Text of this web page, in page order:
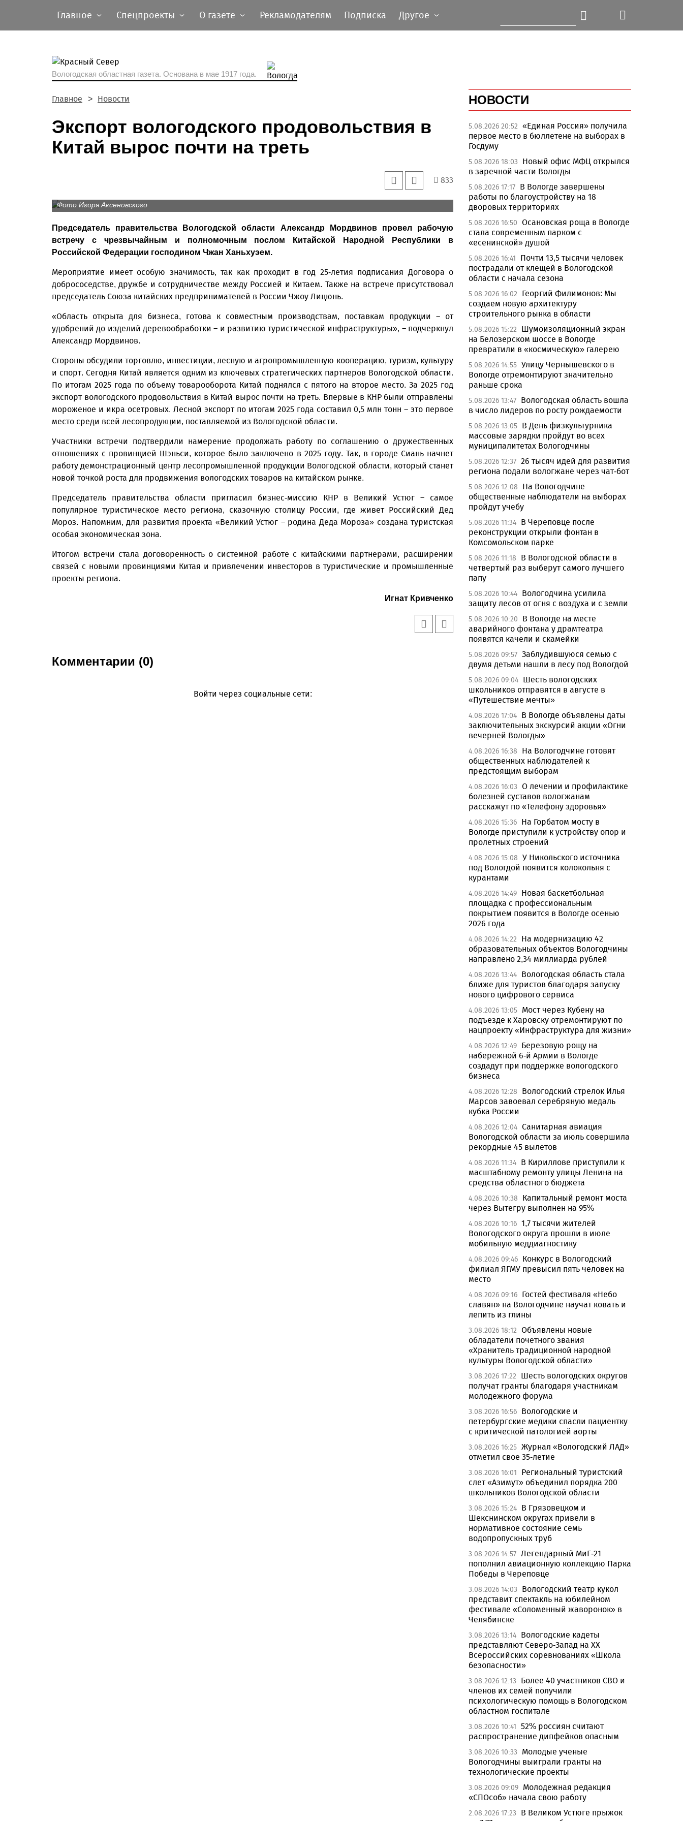
Главное Спецпроекты О газете Рекламодателям Подписка Другое
Вологодская областная газета. Основана в мае 1917 года.
Главное Новости
Экспорт вологодского продовольствия в
Китай вырос почти на треть
833
Фото Игоря Аксеновского
Председатель правительства Вологодской области Александр Мордвинов провел рабочую
встречу с чрезвычайным и полномочным послом Китайской Народной Республики в
Российской Федерации господином Чжан Ханьхуэем.
Мероприятие имеет особую значимость, так как проходит в год 25-летия подписания Договора о
добрососедстве, дружбе и сотрудничестве между Россией и Китаем. Также на встрече присутствовал
председатель Союза китайских предпринимателей в России Чжоу Лицюнь.
«Область открыта для бизнеса, готова к совместным производствам, поставкам продукции – от
удобрений до изделий деревообработки – и развитию туристической инфраструктуры», – подчеркнул
Александр Мордвинов.
Стороны обсудили торговлю, инвестиции, лесную и агропромышленную кооперацию, туризм, культуру
и спорт. Сегодня Китай является одним из ключевых стратегических партнеров Вологодской области.
По итогам 2025 года по объему товарооборота Китай поднялся с пятого на второе место. За 2025 год
экспорт вологодского продовольствия в Китай вырос почти на треть. Впервые в КНР были отправлены
мороженое и икра осетровых. Лесной экспорт по итогам 2025 года составил 0,5 млн тонн – это первое
место среди всей лесопродукции, поставляемой из Вологодской области.
Участники встречи подтвердили намерение продолжать работу по соглашению о дружественных
отношениях с провинцией Шэньси, которое было заключено в 2025 году. Так, в городе Сиань начнет
работу демонстрационный центр лесопромышленной продукции Вологодской области, который станет
новой точкой роста для продвижения вологодских товаров на китайском рынке.
Председатель правительства области пригласил бизнес-миссию КНР в Великий Устюг – самое
популярное туристическое место региона, сказочную столицу России, где живет Российский Дед
Мороз. Напомним, для развития проекта «Великий Устюг – родина Деда Мороза» создана туристская
особая экономическая зона.
Итогом встречи стала договоренность о системной работе с китайскими партнерами, расширении
связей с новыми провинциями Китая и привлечении инвесторов в туристические и промышленные
проекты региона.
Игнат Кривченко
Комментарии (0)
Войти через социальные сети:
НОВОСТИ
5.08.2026 20:52 «Единая Россия» получила
первое место в бюллетене на выборах в
Госдуму
5.08.2026 18:03
Новый офис МФЦ открылся
в заречной части Вологды
5.08.2026 17:17 В Вологде завершены
работы по благоустройству на 18
дворовых территориях
5.08.2026 16:50 Осановская роща в Вологде
стала современным парком с
«есенинской» душой
5.08.2026 16:41
Почти 13,5 тысячи человек
пострадали от клещей в Вологодской
области с начала сезона
5.08.2026 16:02
Георгий Филимонов: Мы
создаем новую архитектуру
строительного рынка в области
5.08.2026 15:22
Шумоизоляционный экран
на Белозерском шоссе в Вологде
превратили в «космическую» галерею
5.08.2026 14:55 Улицу Чернышевского в
Вологде отремонтируют значительно
раньше срока
5.08.2026 13:47 Вологодская область вошла
в число лидеров по росту рождаемости
5.08.2026 13:05 В День физкультурника
массовые зарядки пройдут во всех
муниципалитетах Вологодчины
5.08.2026 12:37 26 тысяч идей для развития
региона подали вологжане через чат-бот
5.08.2026 12:08
На Вологодчине
общественные наблюдатели на выборах
пройдут учебу
5.08.2026 11:34 В Череповце после
реконструкции открыли фонтан в
Комсомольском парке
5.08.2026 11:18
В Вологодской области в
четвертый раз выберут самого лучшего
папу
5.08.2026 10:44 Вологодчина усилила
защиту лесов от огня с воздуха и с земли
5.08.2026 10:20
В Вологде на месте
аварийного фонтана у драмтеатра
появятся качели и скамейки
5.08.2026 09:57 Заблудившуюся семью с
двумя детьми нашли в лесу под Вологдой
5.08.2026 09:04 Шесть вологодских
школьников отправятся в августе в
«Путешествие мечты»
4.08.2026 17:04 В Вологде объявлены даты
заключительных экскурсий акции «Огни
вечерней Вологды»
4.08.2026 16:38
На Вологодчине готовят
общественных наблюдателей к
предстоящим выборам
4.08.2026 16:03 О лечении и профилактике
болезней суставов вологжанам
расскажут по «Телефону здоровья»
4.08.2026 15:36 На Горбатом мосту в
Вологде приступили к устройству опор и
пролетных строений
4.08.2026 15:08 У Никольского источника
под Вологдой появится колокольня с
курантами
4.08.2026 14:49 Новая баскетбольная
площадка с профессиональным
покрытием появится в Вологде осенью
2026 года
4.08.2026 14:22
На модернизацию 42
образовательных объектов Вологодчины
направлено 2,34 миллиарда рублей
4.08.2026 13:44 Вологодская область стала
ближе для туристов благодаря запуску
нового цифрового сервиса
4.08.2026 13:05 Мост через Кубену на
подъезде к Харовску отремонтируют по
нацпроекту «Инфраструктура для жизни»
4.08.2026 12:49 Березовую рощу на
набережной 6-й Армии в Вологде
создадут при поддержке вологодского
бизнеса
4.08.2026 12:28
Вологодский стрелок Илья
Марсов завоевал серебряную медаль
кубка России
4.08.2026 12:04 Санитарная авиация
Вологодской области за июль совершила
рекордные 45 вылетов
4.08.2026 11:34 В Кириллове приступили к
масштабному ремонту улицы Ленина на
средства областного бюджета
4.08.2026 10:38
Капитальный ремонт моста
через Вытегру выполнен на 95%
4.08.2026 10:16 1,7 тысячи жителей
Вологодского округа прошли в июле
мобильную меддиагностику
4.08.2026 09:46 Конкурс в Вологодский
филиал ЯГМУ превысил пять человек на
место
4.08.2026 09:16 Гостей фестиваля «Небо
славян» на Вологодчине научат ковать и
лепить из глины
3.08.2026 18:12 Объявлены новые
обладатели почетного звания
«Хранитель традиционной народной
культуры Вологодской области»
3.08.2026 17:22
Шесть вологодских округов
получат гранты благодаря участникам
молодежного форума
3.08.2026 16:56 Вологодские и
петербургские медики спасли пациентку
с критической патологией аорты
3.08.2026 16:25 Журнал «Вологодский ЛАД»
отметил свое 35-летие
3.08.2026 16:01
Региональный туристский
слет «Азимут» объединил порядка 200
школьников Вологодской области
3.08.2026 15:24 В Грязовецком и
Шекснинском округах привели в
нормативное состояние семь
водопропускных труб
3.08.2026 14:57 Легендарный МиГ-21
пополнил авиационную коллекцию Парка
Победы в Череповце
3.08.2026 14:03
Вологодский театр кукол
представит спектакль на юбилейном
фестивале «Соломенный жаворонок» в
Челябинске
3.08.2026 13:14 Вологодские кадеты
представляют Северо-Запад на XX
Всероссийских соревнованиях «Школа
безопасности»
3.08.2026 12:13
Более 40 участников СВО и
членов их семей получили
психологическую помощь в Вологодском
областном госпитале
3.08.2026 10:41 52% россиян считают
распространение дипфейков опасным
3.08.2026 10:33
Молодые ученые
Вологодчины выиграли гранты на
технологические проекты
3.08.2026 09:09 Молодежная редакция
«СПОсоб» начала свою работу
2.08.2026 17:23
В Великом Устюге прыжок